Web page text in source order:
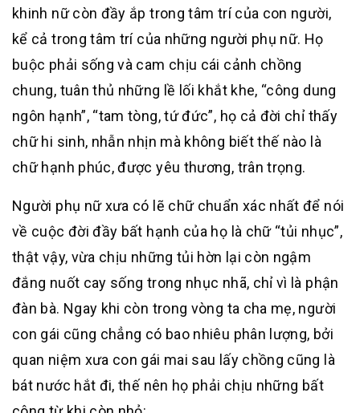
khinh nữ còn đầy ắp trong tâm trí của con người,
kể cả trong tâm trí của những người phụ nữ. Họ
buộc phải sống và cam chịu cái cảnh chồng
chung, tuân thủ những lề lối khắt khe, “công dung
ngôn hạnh”, “tam tòng, tứ đức”, họ cả đời chỉ thấy
chữ hi sinh, nhẫn nhịn mà không biết thế nào là
chữ hạnh phúc, được yêu thương, trân trọng.
Người phụ nữ xưa có lẽ chữ chuẩn xác nhất để nói
về cuộc đời đầy bất hạnh của họ là chữ “tủi nhục”,
thật vậy, vừa chịu những tủi hờn lại còn ngậm
đắng nuốt cay sống trong nhục nhã, chỉ vì là phận
đàn bà. Ngay khi còn trong vòng ta cha mẹ, người
con gái cũng chẳng có bao nhiêu phân lượng, bởi
quan niệm xưa con gái mai sau lấy chồng cũng là
bát nước hắt đi, thế nên họ phải chịu những bất